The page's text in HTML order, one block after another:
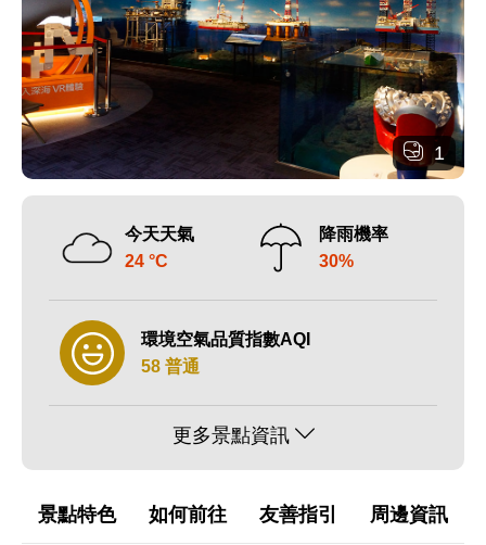
1
今天天氣
24 °C
降雨機率
30%
環境空氣品質指數AQI
58 普通
更多景點資訊
景點特色 如何前往 友善指引 周邊資訊